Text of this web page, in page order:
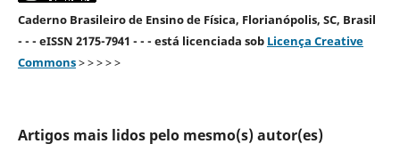
Caderno Brasileiro de Ensino de Física, Florianópolis, SC, Brasil
- - - eISSN 2175-7941 - - - está licenciada sob Licença Creative
Commons> > > > >
Artigos mais lidos pelo mesmo(s) autor(es)